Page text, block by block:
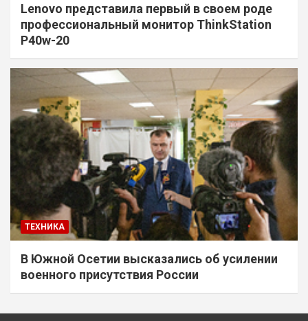
Lenovo представила первый в своем роде
профессиональный монитор ThinkStation
P40w-20
ТЕХНИКА
В Южной Осетии высказались об усилении
военного присутствия России